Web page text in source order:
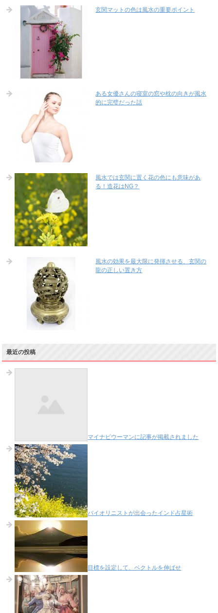
玄関マットの色は風水の重要ポイント
ある女優さんの寝室の窓や枕の向きが風水
的に完璧だった話
風水では玄関に置く花の色にも意味があ
る！造花はNG？
風水の効果を最大限に発揮させる、玄関の
龍の正しい置き方
最近の投稿
マイナビウーマンに記事が掲載されました
バイオリニストが出会ったインド占星術
目標を設定して、ベクトルを伸ばせ